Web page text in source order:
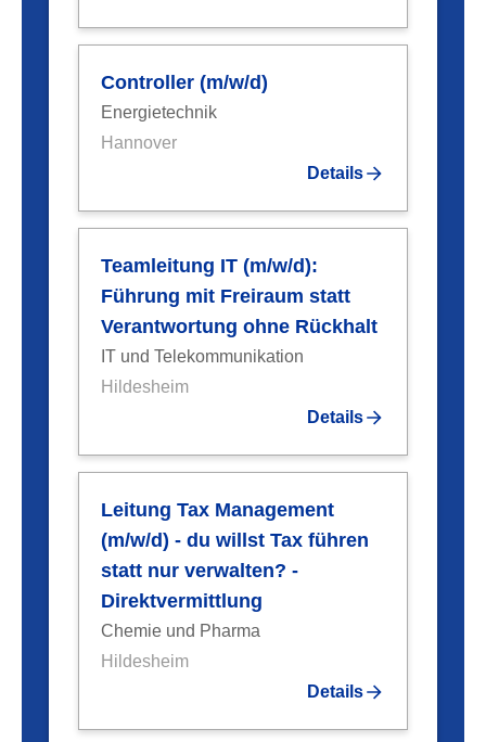
Controller (m/w/d)
Energietechnik
Hannover
Details
Teamleitung IT (m/w/d):
Führung mit Freiraum statt
Verantwortung ohne Rückhalt
IT und Telekommunikation
Hildesheim
Details
Leitung Tax Management
(m/w/d) - du willst Tax führen
statt nur verwalten? -
Direktvermittlung
Chemie und Pharma
Hildesheim
Details